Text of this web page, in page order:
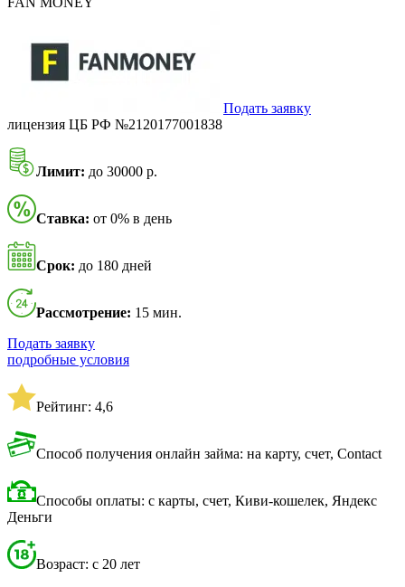
Подать заявку
лицензия ЦБ РФ №2120177001838
Лимит: до 30000 р.
Ставка: от 0% в день
Срок: до 180 дней
Рассмотрение: 15 мин.
Подать заявку
подробные условия
Рейтинг: 4,6
Способ получения онлайн займа: на карту, счет, Contact
Способы оплаты: с карты, счет, Киви-кошелек, Яндекс
Деньги
Возраст: с 20 лет